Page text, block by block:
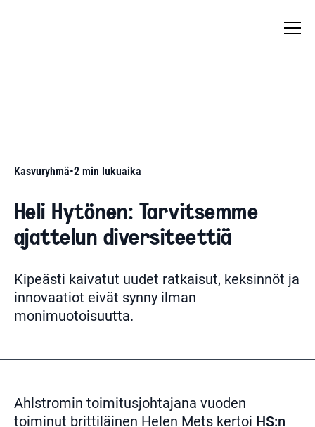
Kasvuryhmä•2 min lukuaika
Heli Hytönen: Tarvitsemme
ajattelun diversiteettiä
Kipeästi kaivatut uudet ratkaisut, keksinnöt ja
innovaatiot eivät synny ilman
monimuotoisuutta.
Ahlstromin toimitusjohtajana vuoden
toiminut brittiläinen Helen Mets kertoi HS:n